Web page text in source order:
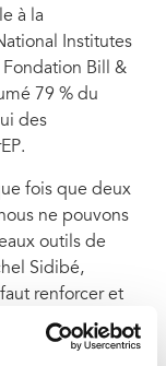
à la
Institutes
Fondation Bill &
79 % du
des
fois que deux
ne pouvons
outils de
Sidibé,
renforcer et
domaine. »